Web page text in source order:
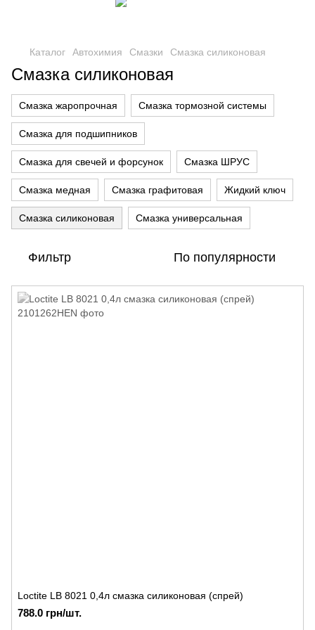
Каталог Автохимия Смазки Смазка силиконовая
Смазка силиконовая
Смазка жаропрочная Смазка тормозной системы
Смазка для подшипников
Смазка для свечей и форсунок Смазка ШРУС
Смазка медная Смазка графитовая Жидкий ключ
Смазка силиконовая Смазка универсальная
Фильтр По популярности
Loctite LB 8021 0,4л cмазка силиконовая (спрей)
788.0 грн/шт.